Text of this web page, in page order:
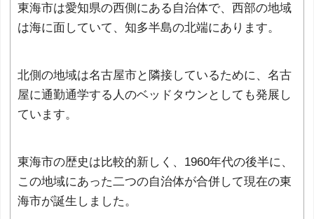
東海市は愛知県の西側にある自治体で、西部の地域
は海に面していて、知多半島の北端にあります。
北側の地域は名古屋市と隣接しているために、名古
屋に通勤通学する人のベッドタウンとしても発展し
ています。
東海市の歴史は比較的新しく、1960年代の後半に、
この地域にあった二つの自治体が合併して現在の東
海市が誕生しました。